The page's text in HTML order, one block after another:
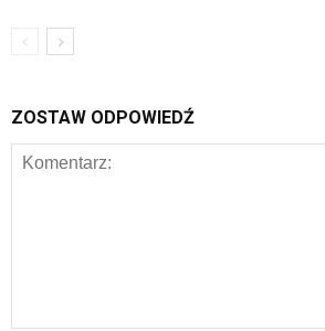
ZOSTAW ODPOWIEDŹ